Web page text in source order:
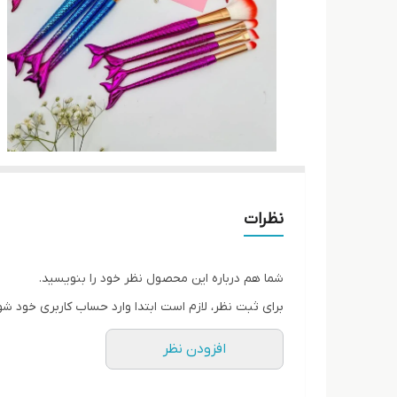
نظرات
شما هم درباره این محصول نظر خود را بنویسید.
برای ثبت نظر، لازم است ابتدا وارد حساب کاربری خود
افزودن نظر